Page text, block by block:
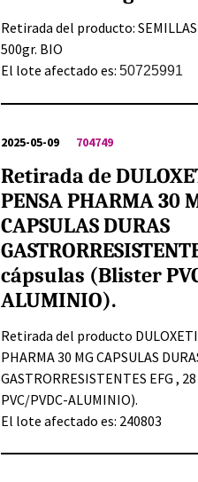
Retirada del producto: SEMILLAS
500gr. BIO
El lote afectado es:50725991
2025-05-09 704749
Retirada de
PENSA PHARMA 30
CAPSULAS DURAS
cápsulas (Blister
ALUMINIO).
Retirada del producto
PHARMA 30 MG CAPSULAS
GASTRORRESISTENTES EFG ,
PVC/PVDC-ALUMINIO).
El lote afectado es: 240803